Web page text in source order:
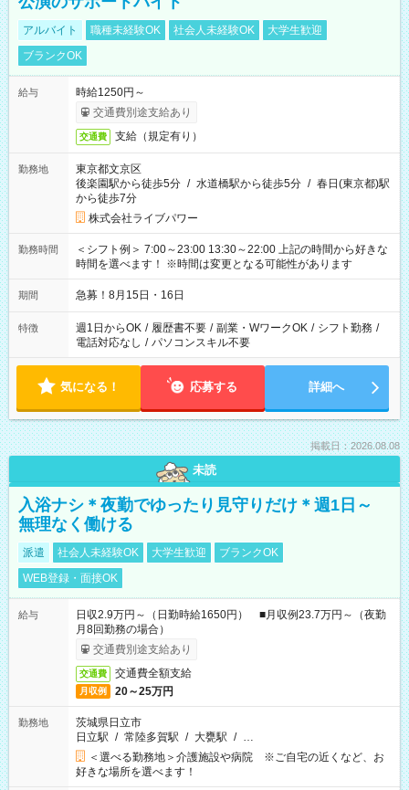
アルバイト 職種未経験OK 社会人未経験OK
大学生歓迎
ブランクOK
給与
時給1250円～
交通費別途支給あり
交通費 支給（規定有り）
勤務地
東京都文京区
後楽園駅から徒歩5分 / 水道橋駅から徒歩5分 / 春日(東京都)駅
から徒歩7分
株式会社ライブパワー
勤務時間
＜シフト例＞ 7:00～23:00 13:30～22:00 上記の時間から好きな
時間を選べます！ ※時間は変更となる可能性があります
期間 急募！8月15日・16日
特徴 週1日からOK / 履歴書不要 / 副業・WワークOK / シフト勤務 /
電話対応なし / パソコンスキル不要
気になる！ 応募する 詳細へ
掲載日：2026.08.08
未読
入浴ナシ＊夜勤でゆったり見守りだけ＊週1日～
無理なく働ける
派遣 社会人未経験OK 大学生歓迎
ブランクOK
WEB登録・面接OK
給与
日収2.9万円～（日勤時給1650円） ■月収例23.7万円～（夜勤
月8回勤務の場合）
交通費別途支給あり
交通費 交通費全額支給
月収例 20～25万円
勤務地
茨城県日立市
日立駅 / 常陸多賀駅 / 大甕駅 / …
＜選べる勤務地＞介護施設や病院 ※ご自宅の近くなど、お
好きな場所を選べます！